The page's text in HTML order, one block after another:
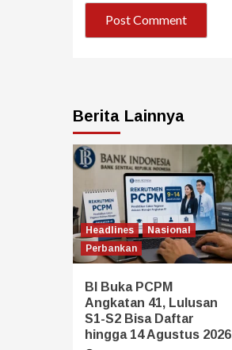
Berita Lainnya
Headlines
Nasional
Perbankan
BI Buka PCPM
Angkatan 41, Lulusan
S1-S2 Bisa Daftar
hingga 14 Agustus 2026